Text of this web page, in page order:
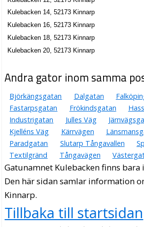
Kulebacken 14, 52173 Kinnarp
Kulebacken 16, 52173 Kinnarp
Kulebacken 18, 52173 Kinnarp
Kulebacken 20, 52173 Kinnarp
Andra gator inom samma
Björkängsgatan Dalgatan
Fastarpsgatan
Frökindsgatan
Industrigatan
Julles Väg
Kjelléns Väg
Kärrvägen
Paradgatan
Slutarp Tångavallen
Textilgränd
Tångavägen
Gatunamnet Kulebacken finns bara
Den här sidan samlar information
Kinnarp.
Tillbaka till startsidan